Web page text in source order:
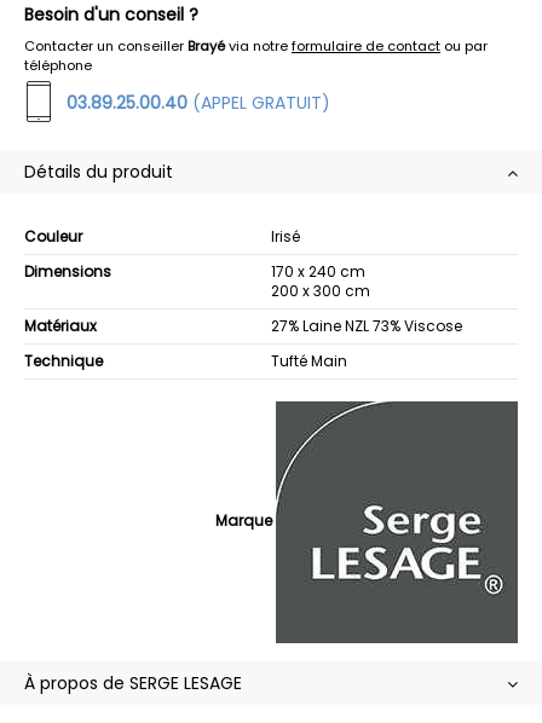
Besoin d'un conseil ?
Contacter un conseillerBrayévia notreformulaire de contact ou par
téléphone
03.89.25.00.40 (APPEL GRATUIT)
Détails du produit
Couleur
Irisé
Dimensions
170 x 240 cm
200 x 300 cm
Matériaux
27% Laine NZL 73% Viscose
Technique
Tufté Main
Marque
À propos de SERGE LESAGE